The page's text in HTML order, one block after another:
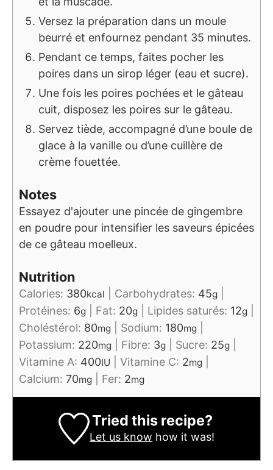
Versez la préparation dans un moule
beurré et enfournez pendant 35 minutes.
Pendant ce temps, faites pocher les
poires dans un sirop léger (eau et sucre).
Une fois les poires pochées et le gâteau
cuit, disposez les poires sur le gâteau.
Servez tiède, accompagné d’une boule de
glace à la vanille ou d’une cuillère de
crème fouettée.
Notes
Essayez d'ajouter une pincée de gingembre
en poudre pour intensifier les saveurs épicées
de ce gâteau moelleux.
Nutrition
Calories: 380kcal Carbohydrates: 45g
Protéines: 6g Fat: 20g Lipides saturés: 12g
Choléstérol: 80mg Sodium: 180mg
Potassium: 220mg Fibre: 3g Sucre: 25g
Vitamine A: 400IU Vitamine C: 2mg
Calcium: 70mg Fer: 2mg
Tried this recipe?
Let us know how it was!